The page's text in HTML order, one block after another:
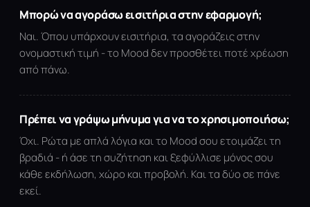
Μπορώ να αγοράσω εισιτήρια στην εφαρμογή;
Ναι. Όπου υπάρχουν εισιτήρια, τα αγοράζεις στην
ονομαστική τιμή - το Mood δεν προσθέτει ποτέ χρέωση
από πάνω.
Πρέπει να γράψω μήνυμα για να το χρησιμοποιήσω;
Όχι. Ρώτα με απλά λόγια και το Mood σου ετοιμάζει τη
βραδιά - ή άσε τη συζήτηση και ξεφύλλισε μόνος σου
κάθε εκδήλωση, χώρο και προβολή. Και τα δύο σε πάνε
εκεί.